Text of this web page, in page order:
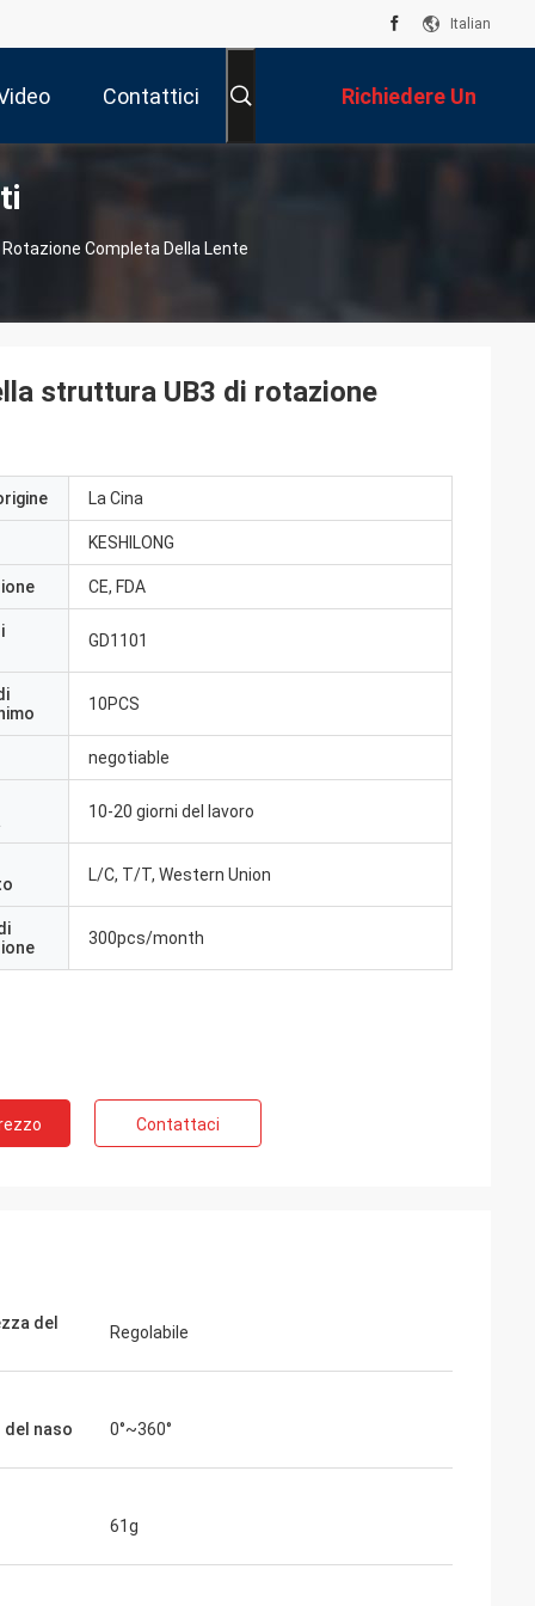
Italian
Contattici Richiedere Un
Preventivo
Completa Della Lente
struttura UB3 di rotazione
La Cina
KESHILONG
CE, FDA
GD1101
10PCS
negotiable
10-20 giorni del lavoro
L/C, T/T, Western Union
300pcs/month
Contattaci
del Regolabile
del naso 0°~360°
61g